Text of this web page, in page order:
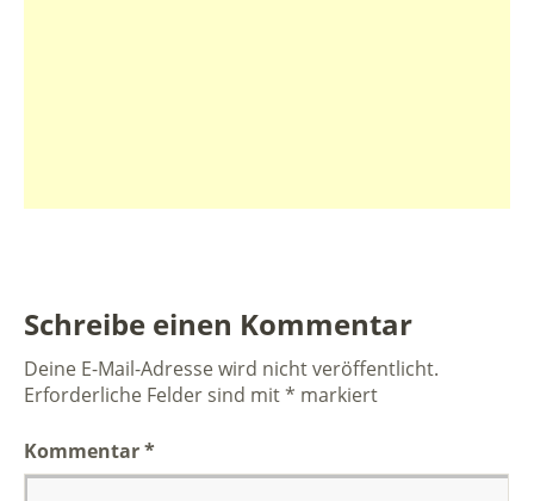
Schreibe einen Kommentar
Deine E-Mail-Adresse wird nicht veröffentlicht.
Erforderliche Felder sind mit* markiert
Kommentar*